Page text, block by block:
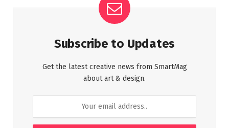
Subscribe to Updates
Get the latest creative news from SmartMag
about art & design.